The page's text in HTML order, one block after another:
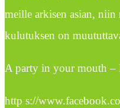
meille arkisen asian,
kulutuksen on
A party in your mouth –
http s://